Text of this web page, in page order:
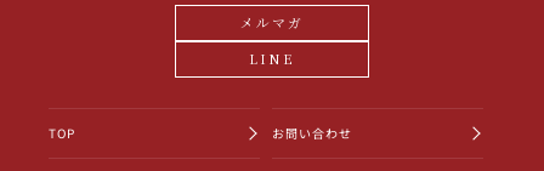
メルマガ
LINE
TOP お問い合わせ